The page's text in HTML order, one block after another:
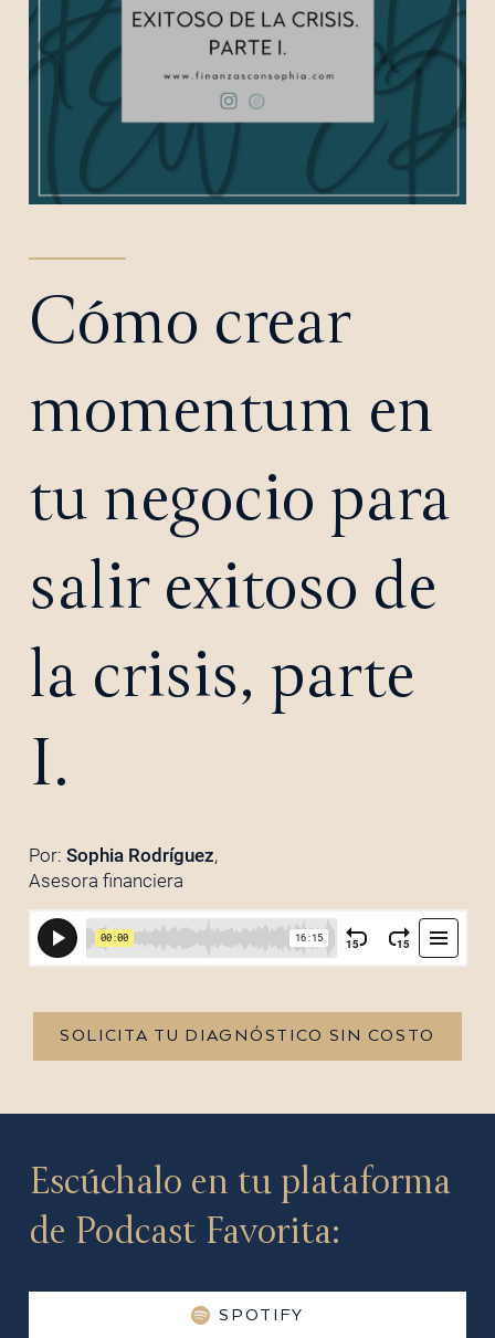
Cómo crear
momentum en
tu negocio para
salir exitoso de
la crisis, parte
I.
Por: Sophia Rodríguez,
Asesora financiera
SOLICITA TU DIAGNÓSTICO SIN COSTO
Escúchalo en tu plataforma
de Podcast Favorita:
SPOTIFY